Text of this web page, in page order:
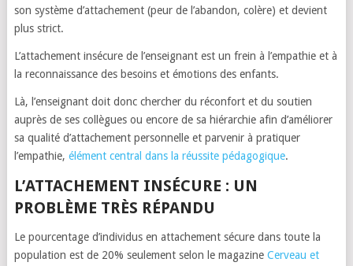
son système d’attachement (peur de l’abandon, colère) et devient
plus strict.
L’attachement insécure de l’enseignant est un frein à l’empathie et à
la reconnaissance des besoins et émotions des enfants.
Là, l’enseignant doit donc chercher du réconfort et du soutien
auprès de ses collègues ou encore de sa hiérarchie afin d’améliorer
sa qualité d’attachement personnelle et parvenir à pratiquer
l’empathie, élément central dans la réussite pédagogique.
L’ATTACHEMENT INSÉCURE : UN
PROBLÈME TRÈS RÉPANDU
Le pourcentage d’individus en attachement sécure dans toute la
population est de 20% seulement selon le magazine Cerveau et